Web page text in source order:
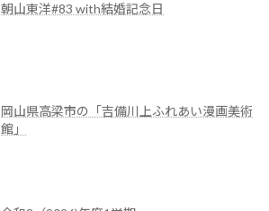
朝山東洋#83 with結婚記念日
岡山県高梁市の「吉備川上ふれあい漫画美術
館」